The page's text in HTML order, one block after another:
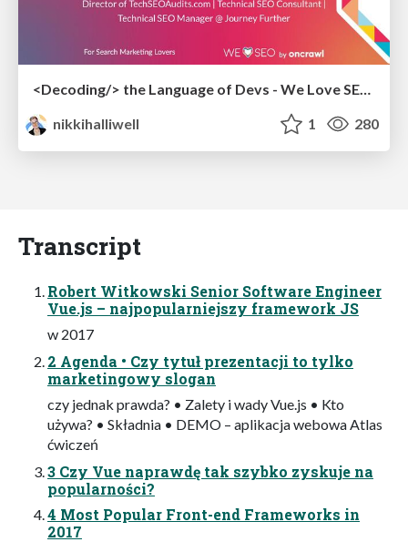
nikkihalliwell
1 280
Transcript
Robert Witkowski Senior Software Engineer
Vue.js – najpopularniejszy framework JS
w 2017
2 Agenda • Czy tytuł prezentacji to tylko
marketingowy slogan
czy jednak prawda? • Zalety i wady Vue.js • Kto
używa? • Składnia • DEMO – aplikacja webowa Atlas
ćwiczeń
3 Czy Vue naprawdę tak szybko zyskuje na
popularności?
4 Most Popular Front-end Frameworks in
2017